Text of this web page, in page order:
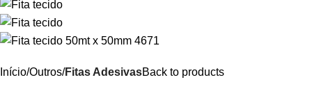
Início Outros Fitas AdesivasBack to products